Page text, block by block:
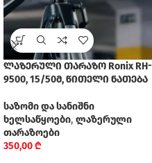
ლაზერული თარაზო Ronix RH-
9500, 15/50მ, წითელი ნათება
საზომი და სანიშნი
ხელსაწყოები, ლაზერული
თარაზოები
350,00₾